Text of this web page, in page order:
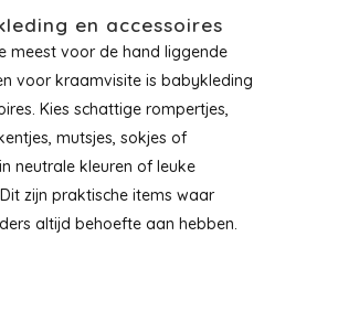
en accessoires
meest voor de hand liggende
voor kraamvisite is babykleding
Kies schattige rompertjes,
mutsjes, sokjes of
neutrale kleuren of leuke
zijn praktische items waar
altijd behoefte aan hebben.